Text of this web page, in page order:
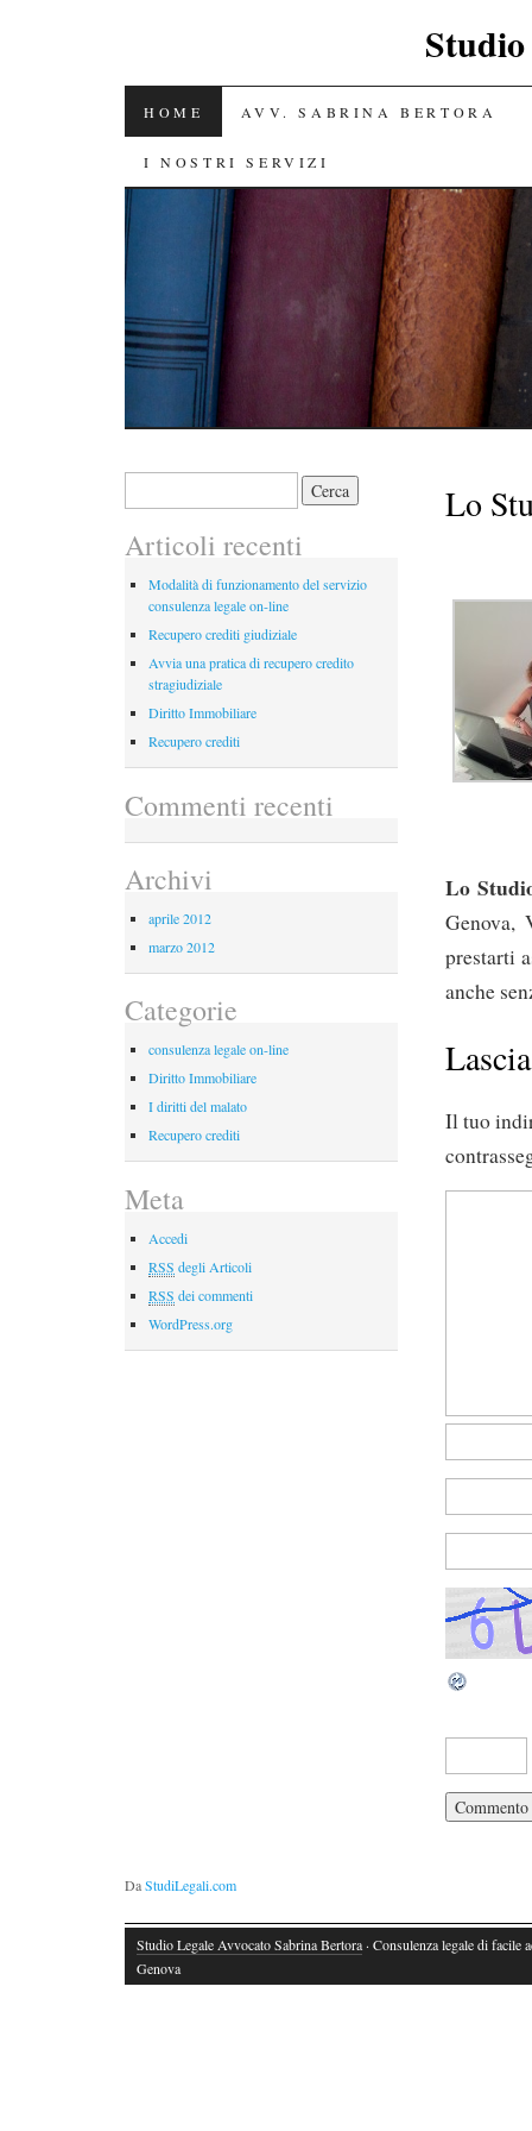
SALTA IL CONTENUTO
HOME AVV. SABRINA BERTORA
I NOSTRI SERVIZI
Lo
Lo
Genova,
prestarti
anche
Il tuo
Articoli recenti
Modalità di funzionamento del servizio
consulenza legale on-line
Recupero crediti giudiziale
Avvia una pratica di recupero credito
stragiudiziale
Diritto Immobiliare
Recupero crediti
Commenti recenti
Archivi
aprile 2012
marzo 2012
Categorie
consulenza legale on-line
Diritto Immobiliare
I diritti del malato
Recupero crediti
Meta
Accedi
RSS degli Articoli
RSS dei commenti
WordPress.org
DaStudiLegali.com
Studio Legale Avvocato Sabrina Bertora· Consulenza legale di facile
Genova